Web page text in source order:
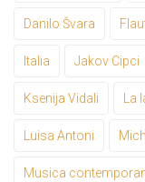
Danilo Švara
Italia Jakov Cipci
Ksenija Vidali La
Luisa Antoni
Musica